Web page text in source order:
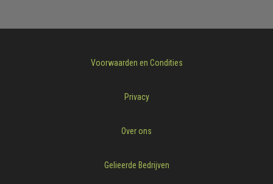
Voorwaarden en Condities
Privacy
Over ons
Gelieerde Bedrijven